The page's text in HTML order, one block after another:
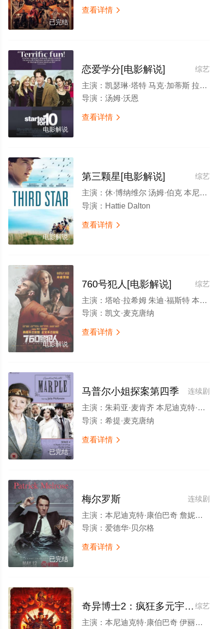
已完结
查看详情 
电影解说
综艺
恋爱学分[电影解说]
主演： 凯瑟琳·塔特 马克·加蒂斯 拉斯穆斯·哈迪克 盖伊·亨利 詹姆斯·麦卡沃伊 詹姆斯·柯登 多米尼克·库珀 西蒙·伍兹 乔·范·莫兰德 丽贝卡·豪尔 本尼迪克特·康伯巴奇 伊兰妮·谭 伊恩 博纳 爱丽丝·伊芙 本·威尔邦德 Su Elliot 杰拉德·摩纳科 约翰·亨肖 查尔斯·丹斯 琳赛·邓肯 肯尼斯·哈德利 尼古拉斯·格利夫斯 Julian Hensey
导演： 汤姆·沃恩
查看详情 
电影解说
综艺
第三颗星[电影解说]
主演： 休·博纳维尔 汤姆·伯克 本尼迪克特·康伯巴奇 约翰·约瑟夫·菲尔德 Adam Robertson Eros Vlahos 鲁珀特·弗雷泽 尼娅·罗伯茨
导演： Hattie Dalton
查看详情 
电影解说
综艺
760号犯人[电影解说]
主演： 塔哈·拉希姆 朱迪·福斯特 本尼迪克特·康伯巴奇 扎克瑞·莱维 谢琳·伍德蕾 沙莫·阿斯玛尼 克里·约翰逊 马修·马什 大卫·芬恩 安德烈·雅各布斯 兰利·柯克伍德 史蒂夫·马克 罗伯特·霍布斯 梅丽莎·海登 阿拉·萨菲 埃文·亨斯特 达伦-迈耶 弗朗西斯·乔勒 克莱顿·博伊德 南希·霍兰德 Meena Rayann Arthur Falko
导演： 凯文·麦克唐纳
查看详情 
已完结
连续剧
马普尔小姐探案第四季
主演： 朱莉亚·麦肯齐 本尼迪克特·康伯巴奇 马修·麦克费登 鲁珀特·格雷夫斯 娜塔莉·多默尔 拉塞尔·托维 肖恩·比格斯代夫 汉娜·穆雷 艾略特·科万 弗莱迪·福克斯 玛克辛·皮克 拉菲·斯波 佩内洛普·威尔顿 本·迈尔斯 玛戈·斯蒂雷
导演： 希提·麦克唐纳
查看详情 
已完结
连续剧
梅尔罗斯
主演： 本尼迪克特·康伯巴奇 詹妮弗·杰森·李 塞巴斯蒂安·马尔茨 杰西卡·雷恩 雨果·维文 普拉萨纳·瓦纳拉佳 皮普·托伦斯 安娜·梅德利 因迪拉·瓦玛 丹顿·安德森 加里·比德尔 莫菲德·克拉克 布莱思·丹纳 荷丽黛·格兰杰 西莉亚·伊姆里 盖伊·保罗 马库斯·史密斯 约翰·斯坦丁 艾琳·沃尔什 艾莉森·威廉姆斯
导演： 爱德华·贝尔格
查看详情 
综艺
奇异博士2：疯狂多元宇宙[电影解说]
主演： 本尼迪克特·康伯巴奇 伊丽莎白·奥尔森 切瓦特·埃加福 王汉斌 克索斯利尔·戈麦斯 瑞秋·麦克亚当斯 迈克尔·斯图巴 帕特里克·斯图尔特 海莉·阿特维尔 约翰·卡拉辛斯基 拉什纳·林奇 安松·蒙特 查理兹·塞隆 希拉·阿蒂姆 亚当·赫吉尔 亚子·米切尔 杨沫沫 丹尼尔·斯温 多波·雷斯尼怀罗 伊登·纳森森 维尼·莫利 大卫·谢 乔丹·亚历桑德拉 迈克尔·沃尔德伦 朱利安·希威德 杰特·克莱恩 布鲁斯·坎贝尔 马里安·洛伦西克